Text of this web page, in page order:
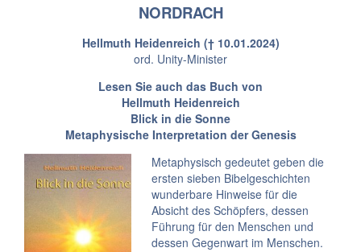
NORDRACH
Hellmuth Heidenreich († 10.01.2024)
ord. Unity-Minister
Lesen Sie auch das Buch von
Hellmuth Heidenreich
Blick in die Sonne
Metaphysische Interpretation der Genesis
Metaphysisch gedeutet geben die
ersten sieben Bibelgeschichten
wunderbare Hinweise für die
Absicht des Schöpfers, dessen
Führung für den Menschen und
dessen Gegenwart im Menschen.